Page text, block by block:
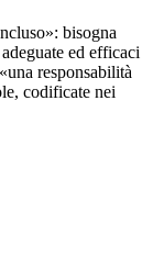
bisogna
ed efficaci
responsabilità
codificate nei